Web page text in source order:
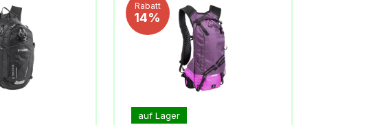
Rabatt
14%
auf Lager